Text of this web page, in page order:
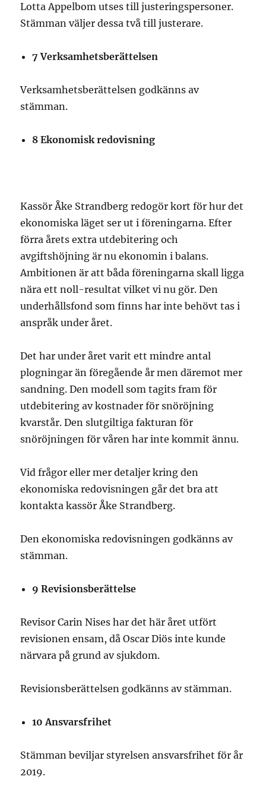
Lotta Appelbom utses till justeringspersoner.
Stämman väljer dessa två till justerare.
7 Verksamhetsberättelsen
Verksamhetsberättelsen godkänns av
stämman.
8 Ekonomisk redovisning
Kassör Åke Strandberg redogör kort för hur det
ekonomiska läget ser ut i föreningarna. Efter
förra årets extra utdebitering och
avgiftshöjning är nu ekonomin i balans.
Ambitionen är att båda föreningarna skall ligga
nära ett noll-resultat vilket vi nu gör. Den
underhållsfond som finns har inte behövt tas i
anspråk under året.
Det har under året varit ett mindre antal
plogningar än föregående år men däremot mer
sandning. Den modell som tagits fram för
utdebitering av kostnader för snöröjning
kvarstår. Den slutgiltiga fakturan för
snöröjningen för våren har inte kommit ännu.
Vid frågor eller mer detaljer kring den
ekonomiska redovisningen går det bra att
kontakta kassör Åke Strandberg.
Den ekonomiska redovisningen godkänns av
stämman.
9 Revisionsberättelse
Revisor Carin Nises har det här året utfört
revisionen ensam, då Oscar Diös inte kunde
närvara på grund av sjukdom.
Revisionsberättelsen godkänns av stämman.
10 Ansvarsfrihet
Stämman beviljar styrelsen ansvarsfrihet för år
2019.